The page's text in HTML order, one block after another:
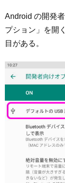
Android の開発
プション」を開
目がある。